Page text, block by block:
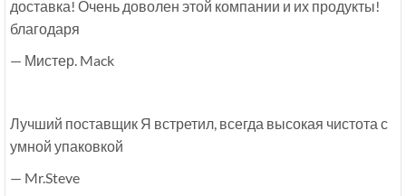
доставка! Очень доволен этой компании и их продукты!
благодаря
— Мистер. Mack
Лучший поставщик Я встретил, всегда высокая чистота с
умной упаковкой
— Mr.Steve